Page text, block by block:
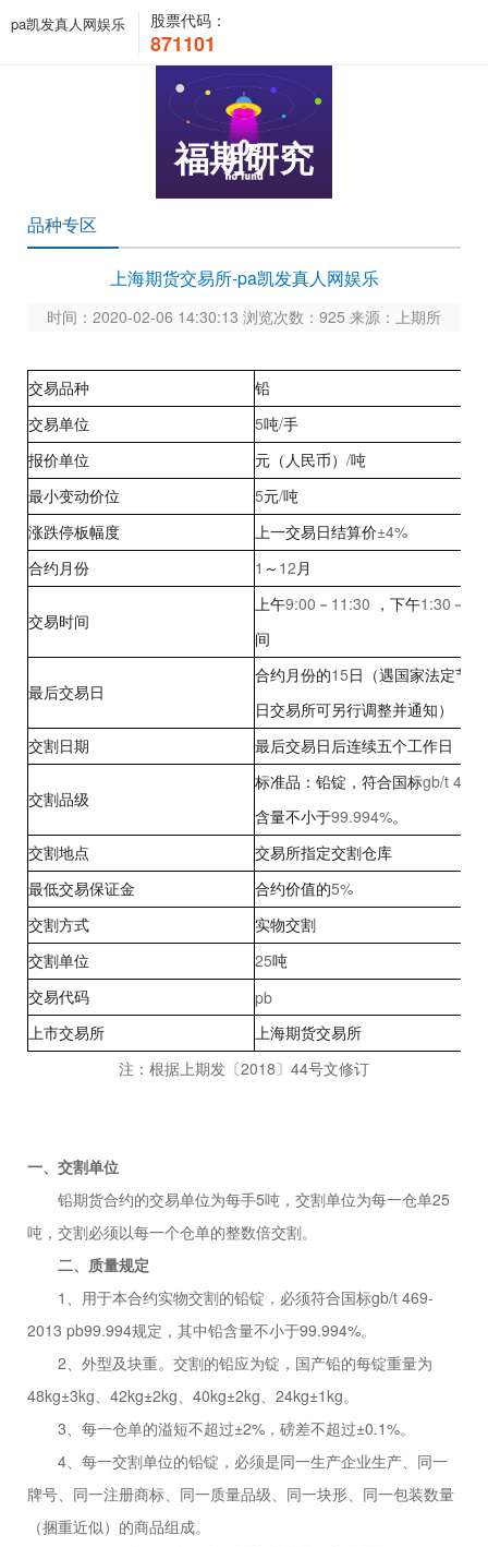
pa凯发真人网娱乐 股票代码：
871101
福期研究
品种专区
上海期货交易所-pa凯发真人网娱乐
时间：2020-02-06 14:30:13 浏览次数：925 来源：上期所
交易品种 铅
交易单位 5吨/手
报价单位 元（人民币） /吨
最小变动价位 5元/吨
涨跌停板幅度 上一交易日结算价±4%
合约月份 1 ～ 12 月
交易时间
上午9:00 － 11:30 ，下午1:30 －
间
最后交易日
合约月份的15 日（遇国家法定节
日交易所可另行调整并通知）
交割日期 最后交易日后连续五个工作日
交割品级
标准品：铅锭，符合国标gb/t
含量不小于99.994%。
交割地点 交易所指定交割仓库
最低交易保证金 合约价值的5%
交割方式 实物交割
交割单位 25吨
交易代码 pb
上市交易所 上海期货交易所
注：根据上期发〔2018〕44号文修订
一、交割单位
铅期货合约的交易单位为每手5吨，交割单位为每一仓单25
吨，交割必须以每一个仓单的整数倍交割。
二、质量规定
1、用于本合约实物交割的铅锭，必须符合国标gb/t 469-
2013 pb99.994规定，其中铅含量不小于99.994%。
2、外型及块重。交割的铅应为锭，国产铅的每锭重量为
48kg±3kg、42kg±2kg、40kg±2kg、24kg±1kg。
3、每一仓单的溢短不超过±2%，磅差不超过±0.1%。
4、每一交割单位的铅锭，必须是同一生产企业生产、同一
牌号、同一注册商标、同一质量品级、同一块形、同一包装数量
（捆重近似）的商品组成。